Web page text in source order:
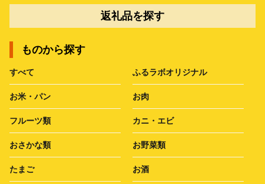
返礼品を探す
ものから探す
すべて ふるラボオリジナル
お米・パン お肉
フルーツ類 カニ・エビ
おさかな類 お野菜類
たまご お酒